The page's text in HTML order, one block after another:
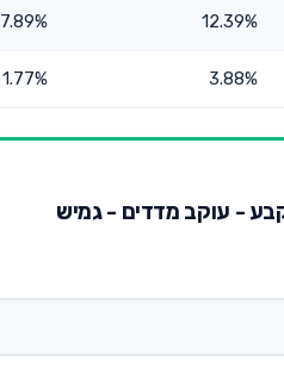
12.39%
7.89%
3.88%
1.77%
- עוקב מדדים - גמיש